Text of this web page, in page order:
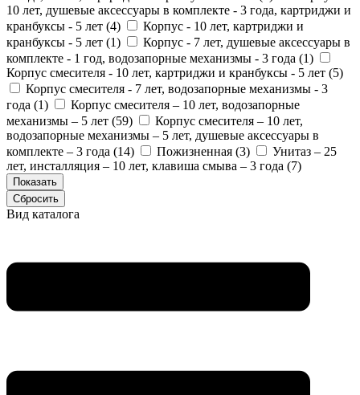
10 лет, душевые аксессуары в комплекте - 3 года, картриджи и
кранбуксы - 5 лет (4)
Корпус - 10 лет, картриджи и
кранбуксы - 5 лет (1)
Корпус - 7 лет, душевые аксессуары в
комплекте - 1 год, водозапорные механизмы - 3 года (1)
Корпус смесителя - 10 лет, картриджи и кранбуксы - 5 лет (5)
Корпус смесителя - 7 лет, водозапорные механизмы - 3
года (1)
Корпус смесителя – 10 лет, водозапорные
механизмы – 5 лет (59)
Корпус смесителя – 10 лет,
водозапорные механизмы – 5 лет, душевые аксессуары в
комплекте – 3 года (14) Пожизненная (3)
Унитаз – 25
лет, инсталляция – 10 лет, клавиша смыва – 3 года (7)
Вид каталога